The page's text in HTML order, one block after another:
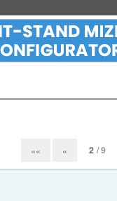
«« « 2 / 9